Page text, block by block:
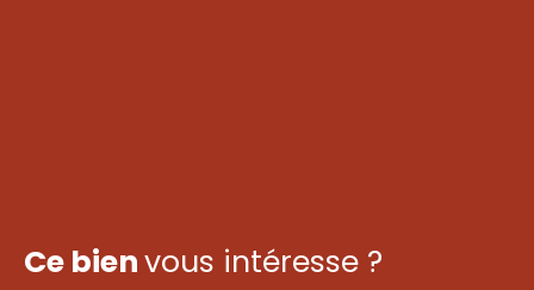
Ce bienvous intéresse ?